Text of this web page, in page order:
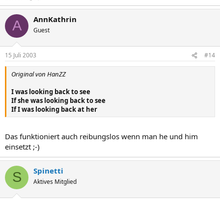
Strassencafé gesessen und geguckt wer da alles so vorbeiläuft :elch
Dieser (verzeiht) Knackar... :lough1 , und dieses knappe Topp bei den
Röllchen :whatever , und schau mal die giftgrüne Strumpfhose zum
Lila Kleid :wow Hey, das macht doch einfach Spass.
(ich hab übrigens Kleidergröße 54/56 bei ca. 178 cm):gap
A AnnKathrin
Guest
15 Juli 2003 #14
Original von HanZZ
I was looking back to see
If she was looking back to see
If I was looking back at her
Das funktioniert auch reibungslos wenn man he und him
einsetzt ;-)
S Spinetti
Aktives Mitglied